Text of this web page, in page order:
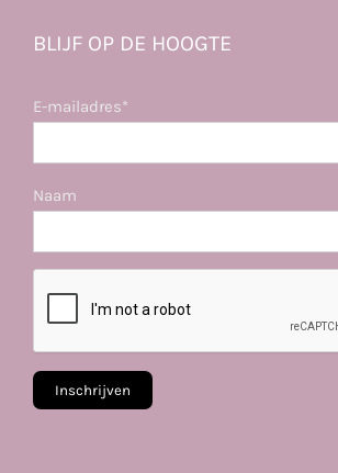
BLIJF OP DE HOOGTE
E-mailadres*
Naam